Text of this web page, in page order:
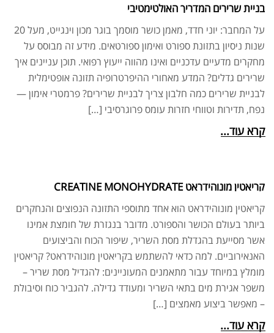
בניית שרירים המדריך האולטימטיבי
על המחבר: יוני חדד, מאמן כושר מוסמך בוגר מכון וינגייט, מעל 20
שנות ניסיון בתזונת ספורט ואימון ספורטאים. מידע זה מבוסס על
מחקרים מדעיים עדכניים ואינו מהווה ייעוץ רפואי. תוכן עניינים איך
שרירים גדלים? המדע מאחורי ההיפרטרופיה תזונה אופטימלית
לבניית שרירים כמה חלבון צריך לבניית שרירים? פרמטרי אימון —
נפח, תדירות וטווחי חזרות עומס פרוגרסיבי […]
קרא עוד...
קריאטין מונוהידראט CREATINE MONOHYDRATE
קריאטין מונוהידראט הוא אחד מתוספי התזונה הנפוצים והנחקרים
ביותר בעולם הכושר והספורט. מדובר בנגזרת של חומצת אמינו
אשר מסייעת בהגדלת מסת השריר, שיפור הכוח והביצועים
האנאירוביים. למה כדאי להשתמש בקריאטין מונוהידראט? קריאטין
מומלץ במיוחד עבור מתאמנים המעוניינים: להגדיל מסת שריר –
משפר אגירת מים בתאי השריר ומעודד גדילה. להגביר כוח וסיבולת
– מאפשר ביצוע מאמצים […]
קרא עוד...